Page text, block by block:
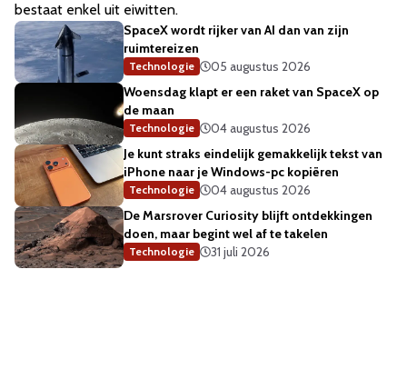
bestaat enkel uit eiwitten.
SpaceX wordt rijker van AI dan van zijn
ruimtereizen
Technologie
05 augustus 2026
Woensdag klapt er een raket van SpaceX op
de maan
Technologie
04 augustus 2026
Je kunt straks eindelijk gemakkelijk tekst van
iPhone naar je Windows-pc kopiëren
Technologie
04 augustus 2026
De Marsrover Curiosity blijft ontdekkingen
doen, maar begint wel af te takelen
Technologie 31 juli 2026